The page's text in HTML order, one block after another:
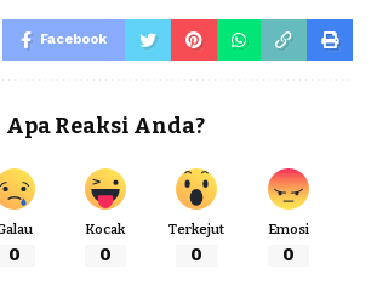
Facebook
Apa Reaksi Anda?
0
Kocak
0
Terkejut
0
Emosi
0